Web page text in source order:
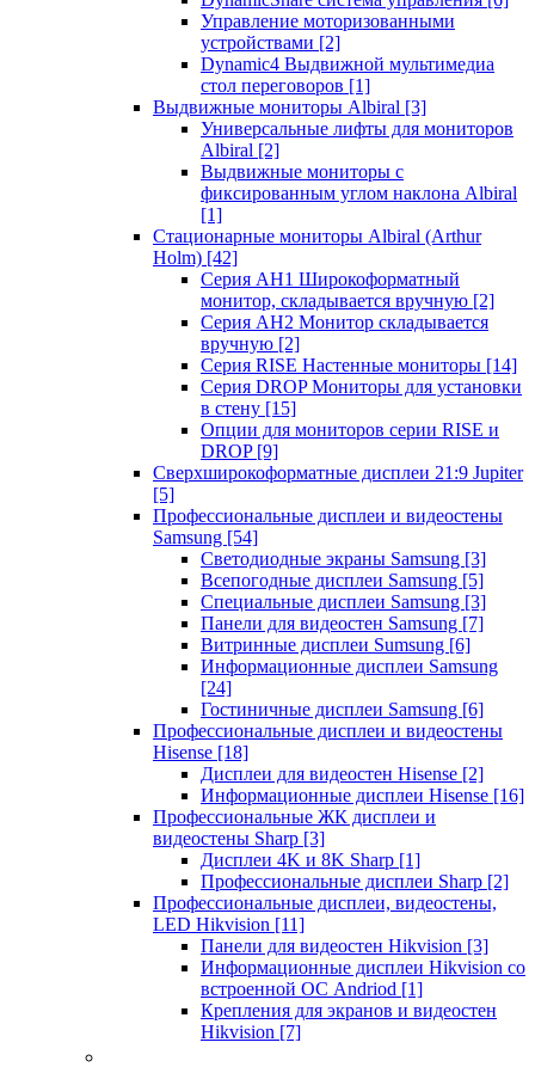
Управление моторизованными
устройствами [2]
Dynamic4 Выдвижной мультимедиа
стол переговоров [1]
Выдвижные мониторы Albiral [3]
Универсальные лифты для мониторов
Albiral [2]
Выдвижные мониторы с
фиксированным углом наклона Albiral
[1]
Стационарные мониторы Albiral (Arthur
Holm) [42]
Серия AH1 Широкоформатный
монитор, складывается вручную [2]
Серия AH2 Монитор складывается
вручную [2]
Серия RISE Настенные мониторы [14]
Серия DROP Мониторы для установки
в стену [15]
Опции для мониторов серии RISE и
DROP [9]
Сверхширокоформатные дисплеи 21:9 Jupiter
[5]
Профессиональные дисплеи и видеостены
Samsung [54]
Светодиодные экраны Samsung [3]
Всепогодные дисплеи Samsung [5]
Специальные дисплеи Samsung [3]
Панели для видеостен Samsung [7]
Витринные дисплеи Sumsung [6]
Информационные дисплеи Samsung
[24]
Гостиничные дисплеи Samsung [6]
Профессиональные дисплеи и видеостены
Hisense [18]
Дисплеи для видеостен Hisense [2]
Информационные дисплеи Hisense [16]
Профессиональные ЖК дисплеи и
видеостены Sharp [3]
Дисплеи 4K и 8K Sharp [1]
Профессиональные дисплеи Sharp [2]
Профессиональные дисплеи, видеостены,
LED Hikvision [11]
Панели для видеостен Hikvision [3]
Информационные дисплеи Hikvision со
встроенной ОС Andriod [1]
Крепления для экранов и видеостен
Hikvision [7]